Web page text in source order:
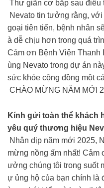
Thư giãn cơ bắp sau điều
Nevato tin tưởng rằng,
goại tiên tiến, bệnh nhân
à dễ chịu hơn trong quá
Cảm ơn Bệnh Viện Thanh
ùng Nevato trong dự án
sức khỏe cộng đồng một
CHÀO MỪNG NĂM MỚI
Kính gửi toàn thể khách
yêu quý thương hiệu
Nhân dịp năm mới 2025,
mừng nồng ấm nhất! Cảm
ưởng chúng tôi trong suốt
ự ủng hộ của bạn chính là